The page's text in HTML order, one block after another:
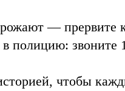
— прервите
в полицию: звоните
чтобы